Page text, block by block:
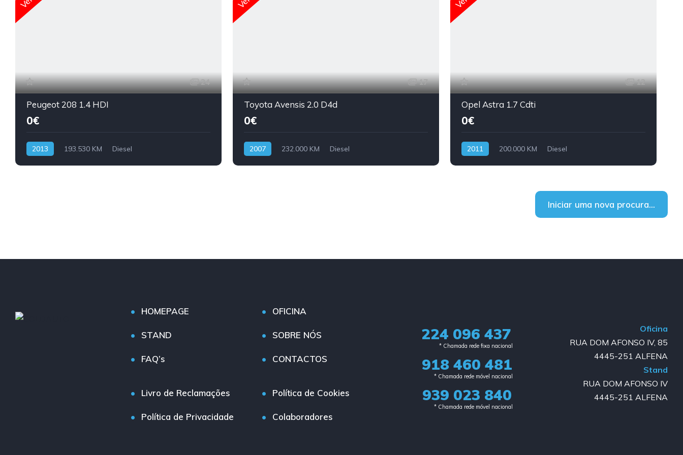
24
Peugeot 208 1.4 HDI
0€
2013 193.530 KM Diesel
17
Toyota Avensis 2.0 D4d
0€
2007 232.000 KM Diesel
12
Opel Astra 1.7 Cdti
0€
2011 200.000 KM Diesel
Iniciar uma nova procura...
HOMEPAGE OFICINA
STAND SOBRE NÓS
FAQ’s CONTACTOS
Livro de Reclamações Política de Cookies
Política de Privacidade Colaboradores
224 096 437
* Chamada rede fixa nacional​
918 460 481
* Chamada rede móvel nacional
939 023 840​
* Chamada rede móvel nacional
Oficina
RUA DOM AFONSO IV, 85
4445-251 ALFENA
Stand
RUA DOM AFONSO IV
4445-251 ALFENA